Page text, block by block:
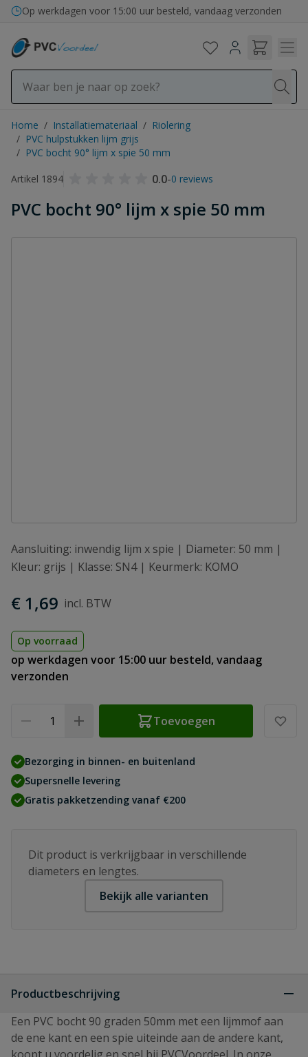
Ga naar de inhoud
Op werkdagen voor 15:00 uur besteld, vandaag verzonden
Home / Installatiemateriaal / Riolering
/ PVC hulpstukken lijm grijs
/ PVC bocht 90° lijm x spie 50 mm
Artikel 1894
0.0-0 reviews
PVC bocht 90° lijm x spie 50 mm
Aansluiting: inwendig lijm x spie | Diameter: 50 mm |
Kleur: grijs | Klasse: SN4 | Keurmerk: KOMO
€ 1,69
Op voorraad
op werkdagen voor 15:00 uur besteld, vandaag
verzonden
Toevoegen
Bezorging in binnen- en buitenland
Supersnelle levering
Gratis pakketzending vanaf €200
Dit product is verkrijgbaar in verschillende
diameters en lengtes.
Bekijk alle varianten
Productbeschrijving
Een PVC bocht 90 graden 50mm met een lijmmof aan
de ene kant en een spie uiteinde aan de andere kant,